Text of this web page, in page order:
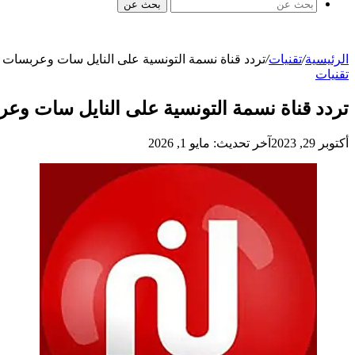
بحث عن
الرئيسية/تقنيات/تردد قناة نسمة التونسية على النايل سات وعربسات
تقنيات
تردد قناة نسمة التونسية على النايل سات
أكتوبر 29, 2023 آخر تحديث: مايو 1, 2026